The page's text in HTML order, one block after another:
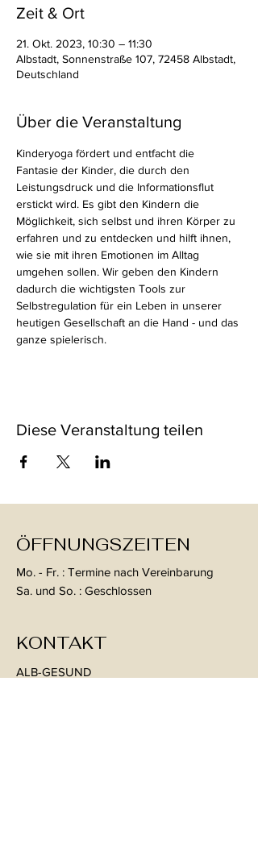
Zeit & Ort
21. Okt. 2023, 10:30 – 11:30
Albstadt, Sonnenstraße 107, 72458 Albstadt,
Deutschland
Über die Veranstaltung
Kinderyoga fördert und entfacht die
Fantasie der Kinder, die durch den
Leistungsdruck und die Informationsflut
erstickt wird. Es gibt den Kindern die
Möglichkeit, sich selbst und ihren Körper zu
erfahren und zu entdecken und hilft ihnen,
wie sie mit ihren Emotionen im Alltag
umgehen sollen. Wir geben den Kindern
dadurch die wichtigsten Tools zur
Selbstregulation für ein Leben in unserer
heutigen Gesellschaft an die Hand - und das
ganze spielerisch.
Diese Veranstaltung teilen
ÖFFNUNGSZEITEN
Mo. - Fr. : Termine nach Vereinbarung
Sa. und So. : Geschlossen
KONTAKT
ALB-GESUND